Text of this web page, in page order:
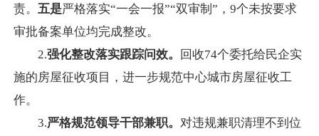
责。 五是严格落实“一会一报”“双审制”，9个未按要求
审批备案单位均完成整改。
2.强化整改落实跟踪问效。
回收74个委托给民企实
施的房屋征收项目，进一步规范中心城市房屋征收工
作。
3.严格规范领导干部兼职。 对违规兼职清理不到位